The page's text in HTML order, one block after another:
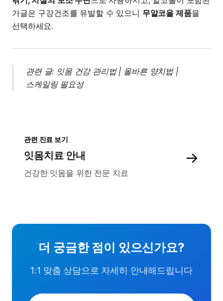
가글은 구강건조를 유발할 수 있으니 무알코올 제품을
선택하세요.
관련 글: 잇몸 건강 관리법| 올바른 양치법|
스케일링 필요성
관련 진료 보기
잇몸치료 안내
건강한 잇몸을 위한 전문 치료
→
더 궁금한 점이 있으신가요?
1:1 맞춤 상담으로 자세히 안내해드립니다